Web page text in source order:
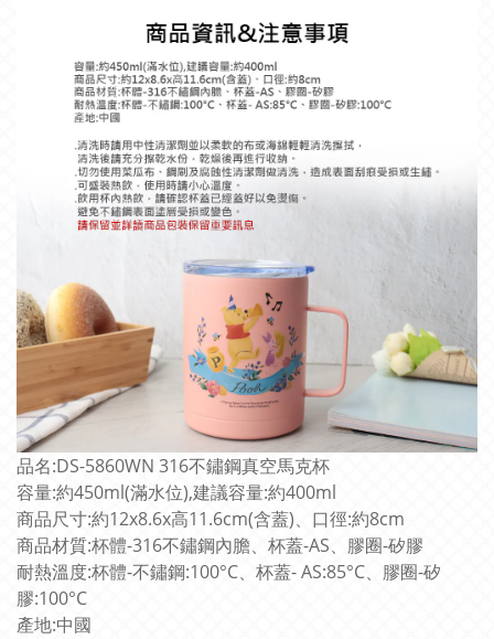
品名:DS-5860WN 316不鏽鋼真空馬克杯
容量:約450ml(滿水位),建議容量:約400ml
商品尺寸:約12x8.6x高11.6cm(含蓋)、口徑:約8cm
商品材質:杯體-316不鏽鋼內膽、杯蓋-AS、膠圈-矽膠
耐熱溫度:杯體-不鏽鋼:100°C、杯蓋- AS:85°C、膠圈-矽
膠:100°C
產地:中國